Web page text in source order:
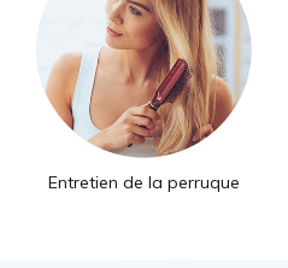
Entretien de la perruque